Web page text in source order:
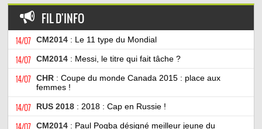
FIL D'INFO
14/07 CM2014 : Le 11 type du Mondial
14/07 CM2014 : Messi, le titre qui fait tâche ?
14/07 CHR : Coupe du monde Canada 2015 : place aux
femmes !
14/07 RUS 2018 : 2018 : Cap en Russie !
14/07 CM2014 : Paul Pogba désigné meilleur jeune du